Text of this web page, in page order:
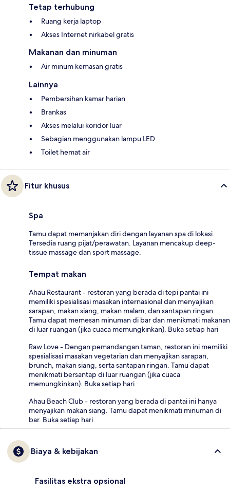
Tetap terhubung
Ruang kerja laptop
Akses Internet nirkabel gratis
Makanan dan minuman
Air minum kemasan gratis
Lainnya
Pembersihan kamar harian
Brankas
Akses melalui koridor luar
Sebagian menggunakan lampu LED
Toilet hemat air
Fitur khusus
Spa
Tamu dapat memanjakan diri dengan layanan spa di lokasi.
Tersedia ruang pijat/perawatan. Layanan mencakup deep-
tissue massage dan sport massage.
Tempat makan
Ahau Restaurant - restoran yang berada di tepi pantai ini
memiliki spesialisasi masakan internasional dan menyajikan
sarapan, makan siang, makan malam, dan santapan ringan.
Tamu dapat memesan minuman di bar dan menikmati makanan
di luar ruangan (jika cuaca memungkinkan). Buka setiap hari
Raw Love - Dengan pemandangan taman, restoran ini memiliki
spesialisasi masakan vegetarian dan menyajikan sarapan,
brunch, makan siang, serta santapan ringan. Tamu dapat
menikmati bersantap di luar ruangan (jika cuaca
memungkinkan). Buka setiap hari
Ahau Beach Club - restoran yang berada di pantai ini hanya
menyajikan makan siang. Tamu dapat menikmati minuman di
bar. Buka setiap hari
Biaya & kebijakan
Fasilitas ekstra opsional